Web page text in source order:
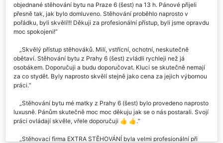
objednané stěhování bytu na Praze 6 (šest) na 13 h. Pánové přijeli
přesně tak, jak bylo domluveno. Stěhování proběhlo naprosto v
pořádku, byli skvělí!!! Děkuji za profesionální přístup, byli jsme opravdu
moc spokojeni!
Skvělý přístup stěhováků. Milí, vstřícní, ochotní, neskutečně
obětaví. Stěhování bytu z Prahy 6 (šest) zvládli rychleji než já
osobákem. Doporučuji a budu doporučovat. Kluci se skutečně nemají
za co stydět. Byly naprosto skvělí stejně jako cena za jejich výbornou
práci.
Stěhování bytu mé matky z Prahy 6 (šest) bylo provedeno naprosto
luxusně. Pánům skutečně moc moc děkuju jak se o nás postarali. Svojí
práci ovládají skvěle, vřele doporučuji 👍 👍.
Stěhovací firma EXTRA STĚHOVÁNÍ byla velmi profesionální při